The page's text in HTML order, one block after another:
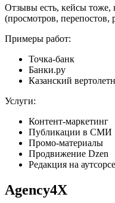
Отзывы есть, кейсы тоже,
(просмотров, перепостов,
Примеры работ:
Точка-банк
Банки.ру
Казанский
Услуги:
Контент-маркетинг
Публикации в СМИ
Промо-материалы
Продвижение Dzen
Редакция на аутсорсе
Agency4X